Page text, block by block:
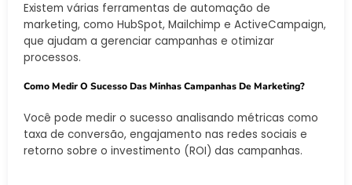
Existem várias ferramentas de automação de
marketing, como HubSpot, Mailchimp e ActiveCampaign,
que ajudam a gerenciar campanhas e otimizar
processos.
Como Medir O Sucesso Das Minhas Campanhas De Marketing?
Você pode medir o sucesso analisando métricas como
taxa de conversão, engajamento nas redes sociais e
retorno sobre o investimento (ROI) das campanhas.